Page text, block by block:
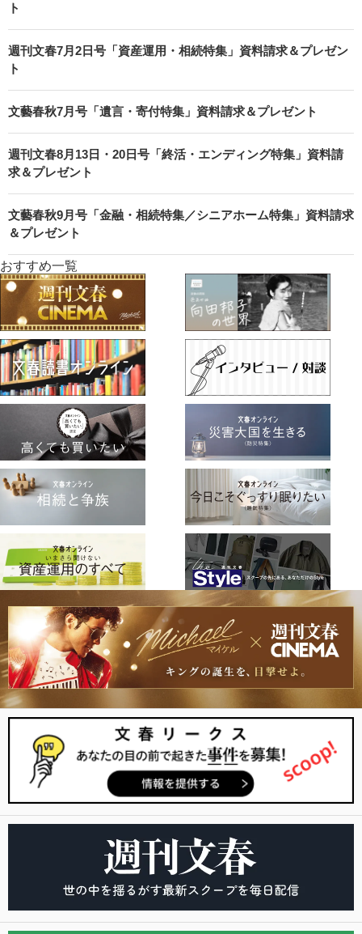
ト
週刊文春7月2日号「資産運用・相続特集」資料請求＆プレゼン
ト
文藝春秋7月号「遺言・寄付特集」資料請求＆プレゼント
週刊文春8月13日・20日号「終活・エンディング特集」資料請
求＆プレゼント
文藝春秋9月号「金融・相続特集／シニアホーム特集」資料請求
＆プレゼント
おすすめ一覧